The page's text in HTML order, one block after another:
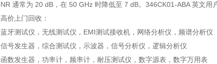
NR 通常为 20 dB，在 50 GHz 时降低至 7 dB。346CK01-ABA 英文用
高价上门回收：
蓝牙测试仪，无线测试仪，EMI测试接收机，网络分析仪，频谱分析仪
信号发生器，综合测试仪，示波器，信号分析仪，逻辑分析仪
函数发生器，功率计，频率计，耐压测试仪，数字源表，数字万用表